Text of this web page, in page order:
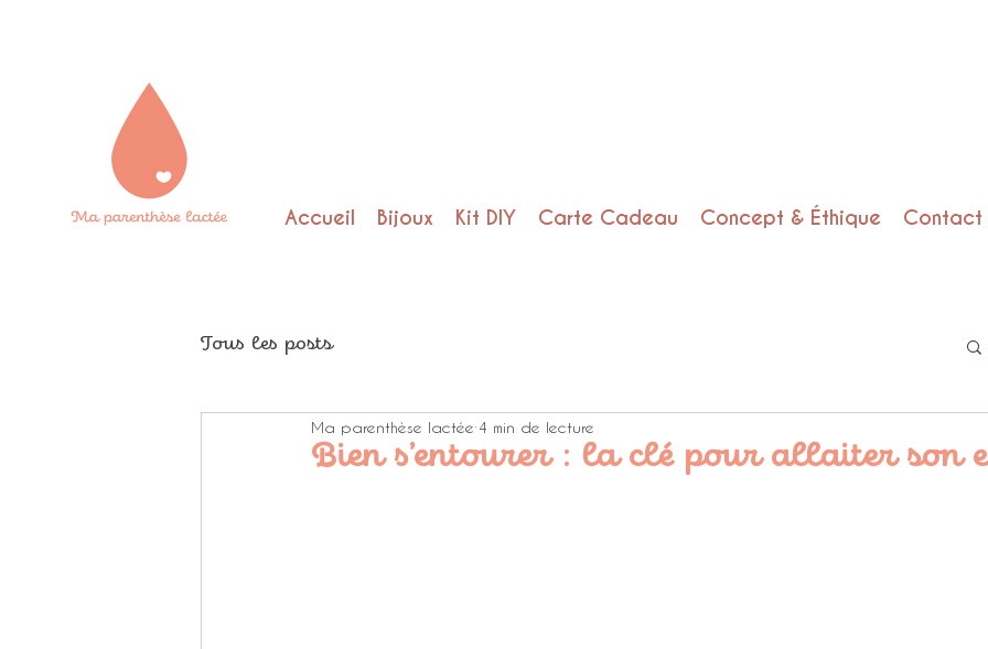
Accueil Bijoux Kit DIY Carte Cadeau Concept & Éthique Contact
Tous les posts
Bien s’entourer : la clé pour allaiter son
Ma parenthèse lactée 4 min de lecture